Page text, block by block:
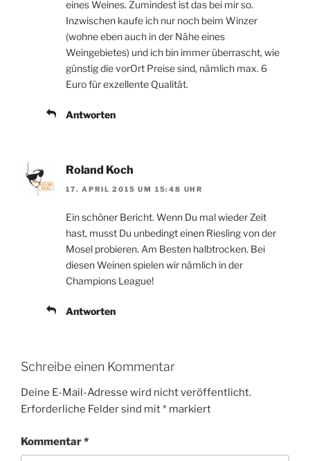
eines Weines. Zumindest ist das bei mir so.
Inzwischen kaufe ich nur noch beim Winzer
(wohne eben auch in der Nähe eines
Weingebietes) und ich bin immer überrascht, wie
günstig die vorOrt Preise sind, nämlich max. 6
Euro für exzellente Qualität.
Antworten
Roland Koch
17. APRIL 2015 UM 15:48 UHR
Ein schöner Bericht. Wenn Du mal wieder Zeit
hast, musst Du unbedingt einen Riesling von der
Mosel probieren. Am Besten halbtrocken. Bei
diesen Weinen spielen wir nämlich in der
Champions League!
Antworten
Schreibe einen Kommentar
Deine E-Mail-Adresse wird nicht veröffentlicht.
Erforderliche Felder sind mit* markiert
Kommentar*